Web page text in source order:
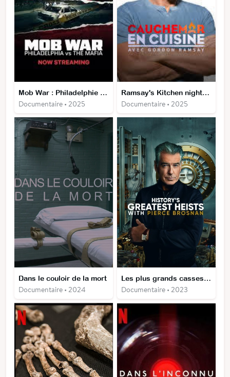
Mob War : Philadelphie contre la mafia
Documentaire • 2025
Ramsay's Kitchen nightmares USA
Documentaire • 2025
Dans le couloir de la mort
Documentaire • 2024
Les plus grands casses avec Pierce Brosnan
Documentaire • 2023